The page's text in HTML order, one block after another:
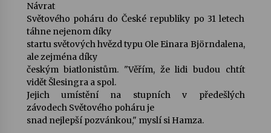
Návrat
Světového poháru do České republiky po 31 letech
táhne nejenom díky
startu světových hvězd typu Ole Einara Björndalena,
ale zejména díky
českým biatlonistům. "Věřím, že lidi budou chtít
vidět Šlesingra a spol.
Jejich umístění na stupních v předešlých
závodech Světového poháru je
snad nejlepší pozvánkou," myslí si Hamza.